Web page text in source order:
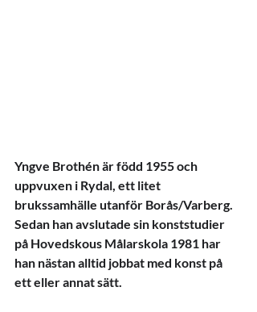
Yngve Brothén är född 1955 och
uppvuxen i Rydal, ett litet
brukssamhälle utanför Borås/Varberg.
Sedan han avslutade sin konststudier
på Hovedskous Målarskola 1981 har
han nästan alltid jobbat med konst på
ett eller annat sätt.